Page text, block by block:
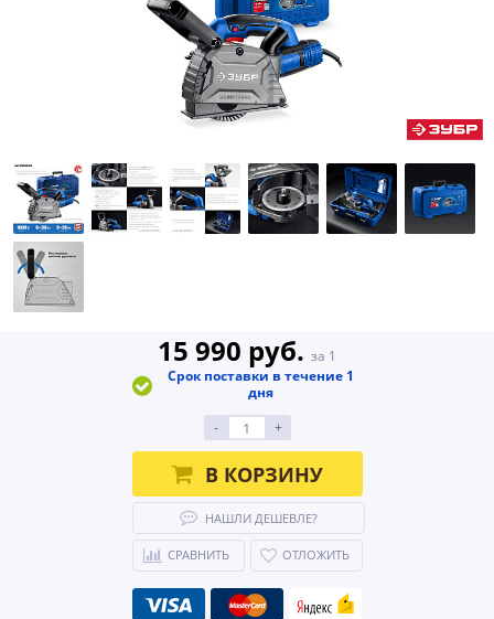
15 990 руб. за 1
Срок поставки в течение 1
дня
-
+
В КОРЗИНУ
НАШЛИ ДЕШЕВЛЕ?
СРАВНИТЬ ОТЛОЖИТЬ